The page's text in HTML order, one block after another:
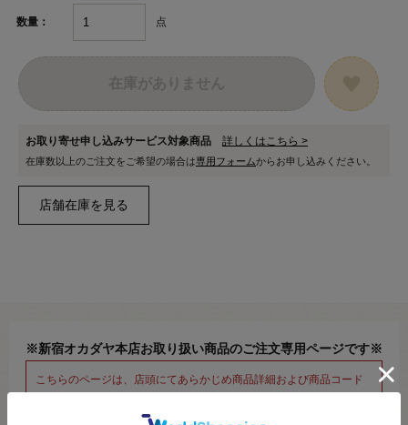
数量： 点
お取り寄せ申し込みサービス対象商品 詳しくはこちら >
在庫数以上のご注文をご希望の場合は専用フォームからお申し込みください。
※新宿オカダヤ本店お取り扱い商品のご注文専用ページです※
こちらのページは、店頭にてあらかじめ商品詳細および商品コード
そのため、商品画像および詳細は記載しておりません。